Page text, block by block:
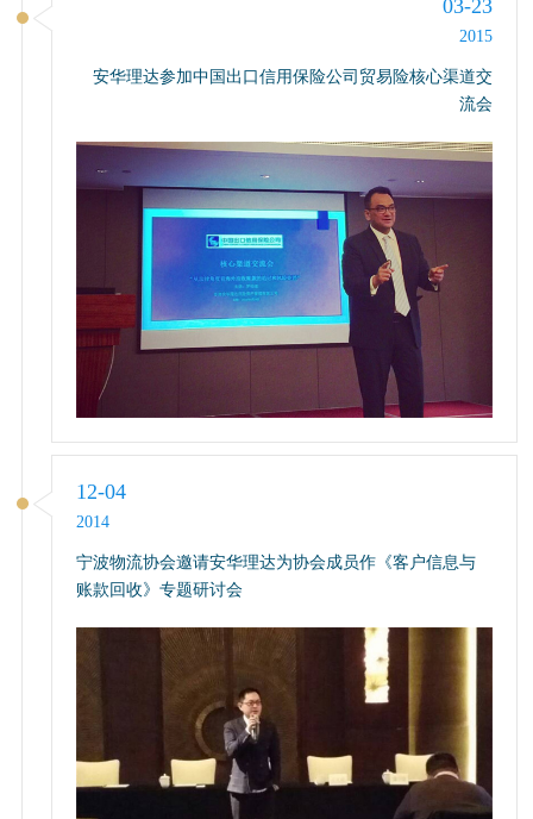
03-23
2015
安华理达参加中国出口信用保险公司贸易险核心渠道交
流会
12-04
2014
宁波物流协会邀请安华理达为协会成员作《客户信息与
账款回收》专题研讨会